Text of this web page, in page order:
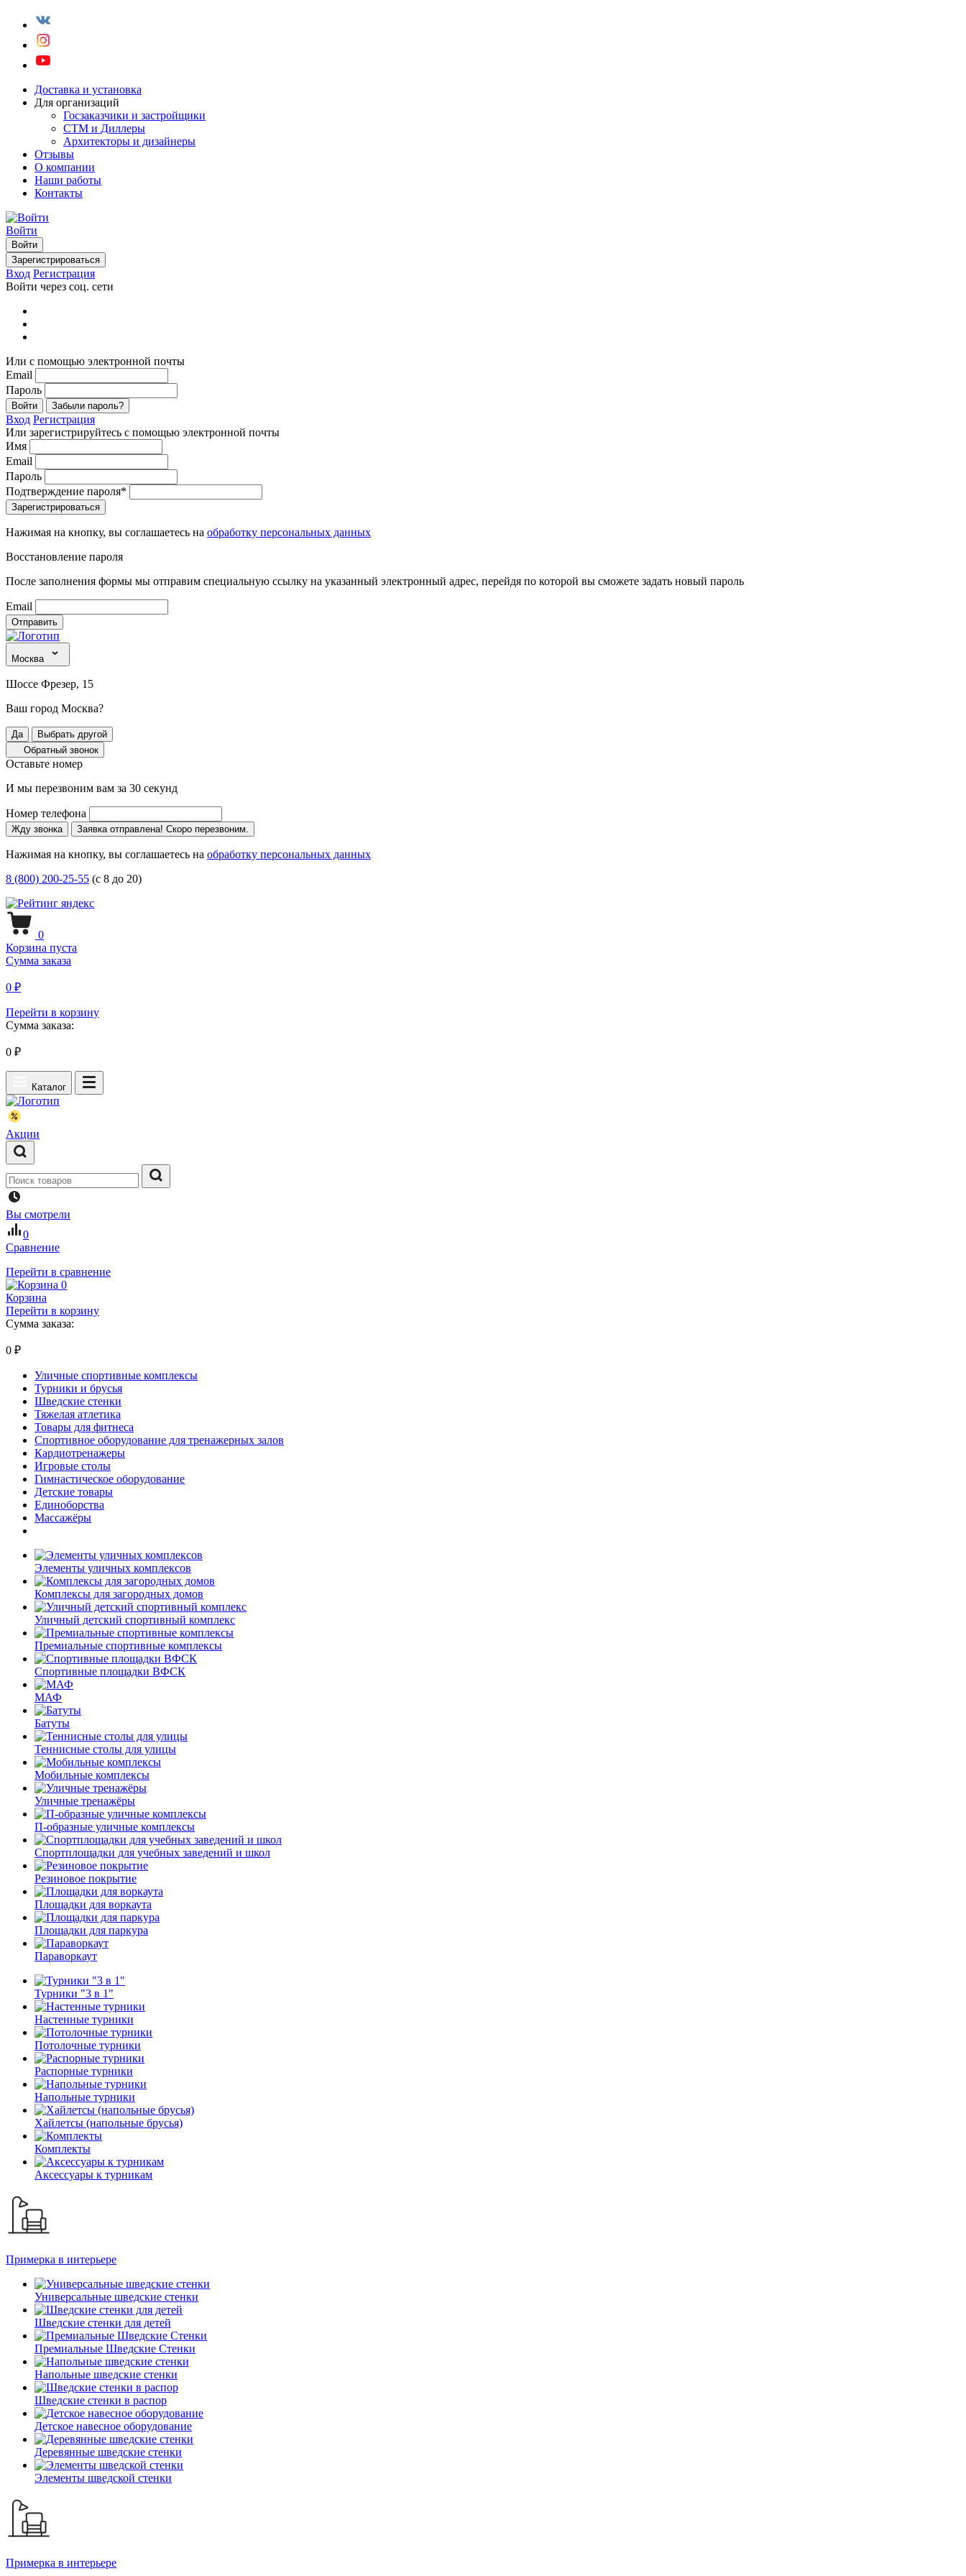
Доставка и установка
Для организаций
Госзаказчики и застройщики
СТМ и Диллеры
Архитекторы и дизайнеры
Отзывы
О компании
Наши работы
Контакты
Войти
Войти
Зарегистрироваться
Вход Регистрация
Войти через соц. сети
Или с помощью электронной почты
Email
Пароль
Войти Забыли пароль?
Вход Регистрация
Или зарегистрируйтесь с помощью электронной почты
Имя
Email
Пароль
Подтверждение пароля*
Зарегистрироваться
Нажимая на кнопку, вы соглашаетесь на обработку персональных данных
Восстановление пароля
После заполнения формы мы отправим специальную ссылку на указанный электронный адрес, перейдя по которой вы сможете задать новый пароль
Email
Отправить
Москва
Шоссе Фрезер, 15
Ваш город Москва?
Да
Выбрать другой
Обратный звонок
Оставьте номер
И мы перезвоним вам за 30 секунд
Номер телефона
Жду звонка Заявка отправлена! Скоро перезвоним.
Нажимая на кнопку, вы соглашаетесь на обработку персональных данных
8 (800) 200-25-55 (с 8 до 20)
0
Корзина пуста
Сумма заказа
0 ₽
Перейти в корзину
Сумма заказа:
0 ₽
Каталог
Акции
Вы смотрели
0
Сравнение
Перейти в сравнение
0
Корзина
Перейти в корзину
Сумма заказа:
0 ₽
Уличные спортивные комплексы
Турники и брусья
Шведские стенки
Тяжелая атлетика
Товары для фитнеса
Спортивное оборудование для тренажерных залов
Кардиотренажеры
Игровые столы
Гимнастическое оборудование
Детские товары
Единоборства
Массажёры
Элементы уличных комплексов
Комплексы для загородных домов
Уличный детский спортивный комплекс
Премиальные спортивные комплексы
Спортивные площадки ВФСК
МАФ
Батуты
Теннисные столы для улицы
Мобильные комплексы
Уличные тренажёры
П-образные уличные комплексы
Спортплощадки для учебных заведений и школ
Резиновое покрытие
Площадки для воркаута
Площадки для паркура
Параворкаут
Турники "3 в 1"
Настенные турники
Потолочные турники
Распорные турники
Напольные турники
Хайлетсы (напольные брусья)
Комплекты
Аксессуары к турникам
Примерка в интерьере
Универсальные шведские стенки
Шведские стенки для детей
Премиальные Шведские Стенки
Напольные шведские стенки
Шведские стенки в распор
Детское навесное оборудование
Деревянные шведские стенки
Элементы шведской стенки
Примерка в интерьере